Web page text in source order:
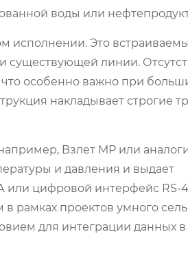
воды или
исполнении. Это
существующей линии.
что особенно важно при
накладывает строгие
Взлет МР или
и давления и выдает
или цифровой интерфейс RS-
рамках проектов умного
для интеграции данных